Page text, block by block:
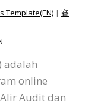
Template(EN) | 審
adalah
online
Audit dan